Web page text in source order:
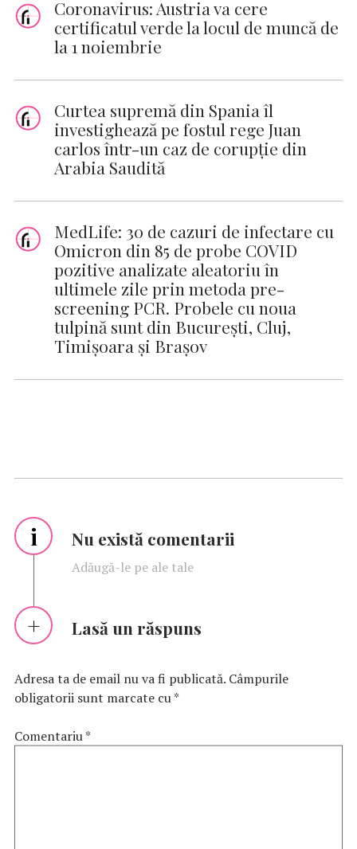
Coronavirus: Austria va cere
certificatul verde la locul de muncă de
la 1 noiembrie
Curtea supremă din Spania îl
investighează pe fostul rege Juan
carlos într-un caz de corupţie din
Arabia Saudită
MedLife: 30 de cazuri de infectare cu
Omicron din 85 de probe COVID
pozitive analizate aleatoriu în
ultimele zile prin metoda pre-
screening PCR. Probele cu noua
tulpină sunt din București, Cluj,
Timișoara și Brașov
i Nu există comentarii
Adăugă-le pe ale tale
Lasă un răspuns
Adresa ta de email nu va fi publicată. Câmpurile
obligatorii sunt marcate cu*
Comentariu*